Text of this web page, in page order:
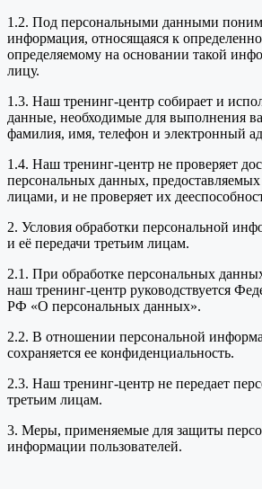
1.2. Под персональными данными
информация, относящаяся к
определяемому на основании такой
лицу.
1.3. Наш тренинг-центр собирает и
данные, необходимые для выполнения
фамилия, имя, телефон и электронный
1.4. Наш тренинг-центр не проверяет
персональных данных,
лицами, и не проверяет их
2. Условия обработки персональной
и её передачи третьим лицам.
2.1. При обработке персональных
наш тренинг-центр руководствуется
РФ «О персональных данных».
2.2. В отношении персональной
сохраняется ее конфиденциальность.
2.3. Наш тренинг-центр не передает
третьим лицам.
3. Меры, применяемые для защиты
информации пользователей.